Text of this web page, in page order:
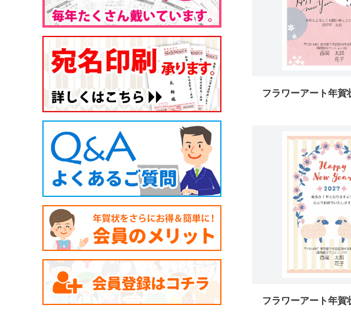
フラワーアート年賀
フラワーアート年賀